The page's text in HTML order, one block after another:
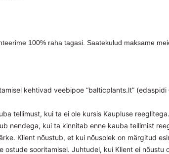
100% raha tagasi. Saatekulud maksame
kehtivad veebipoe “balticplants.lt” (edaspidi
tellimust, kui ta ei ole kursis Kaupluse
nendega, kui ta kinnitab enne kauba tellimist
Klient nõustub, et kui nõusolek on märgitud
ostude sooritamisel. Juhtudel, kui Klient ei nõustu